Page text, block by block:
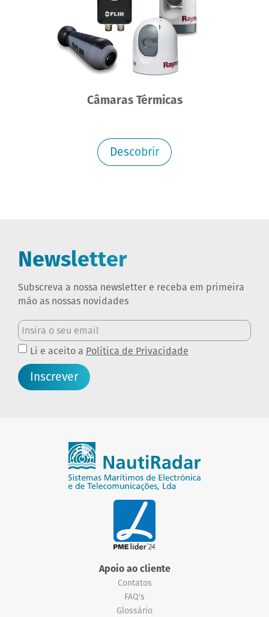
Câmaras Térmicas
Descobrir
Newsletter
Subscreva a nossa newsletter e receba em primeira
mão as nossas novidades
Li e aceito a Política de Privacidade
Inscrever
Apoio ao cliente
Contatos
FAQ's
Glossário